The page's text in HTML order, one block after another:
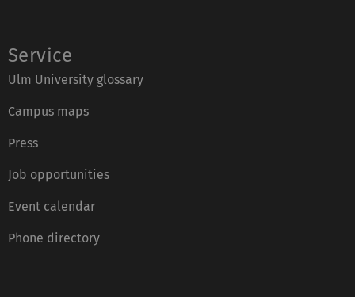
Service
Ulm University glossary
Campus maps
Press
Job opportunities
Event calendar
Phone directory